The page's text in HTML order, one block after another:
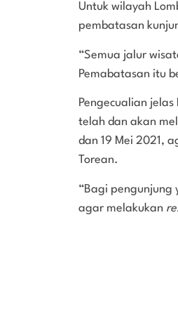
Untuk wilayah
pembatasan
“Semua jalur
Pemabatasan itu
Pengecualian
telah dan akan
dan 19 Mei 2021,
Torean.
“Bagi pengunjung
agar melakukan